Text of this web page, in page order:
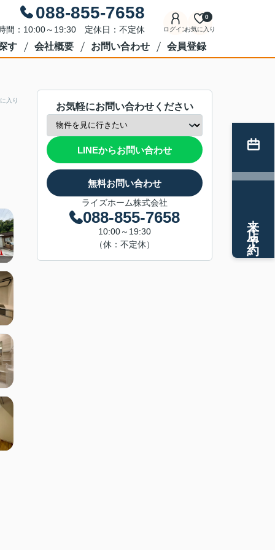
088-855-7658
間：10:00～19:30 定休日：不定休 ログインお気に入り
0
す 会社概要 お問い合わせ 会員登録
入り
お気軽にお問い合わせください
LINEからお問い合わせ
無料お問い合わせ
ライズホーム株式会社
088-855-7658
10:00～19:30
（休：不定休）
来店予約